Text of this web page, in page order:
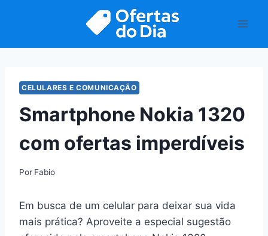
CELULARES E COMUNICAÇÃO
Smartphone Nokia 1320
com ofertas imperdíveis
Por Fabio
Em busca de um celular para deixar sua vida
mais prática? Aproveite a especial sugestão